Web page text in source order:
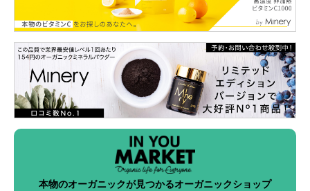
本物のオーガニックが見つかるオーガニックショップ